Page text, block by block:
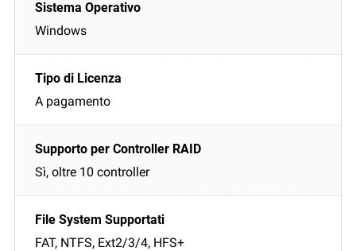
Windows
A pagamento
Sì, oltre 10 controller
FAT, NTFS, Ext2/3/4, HFS+